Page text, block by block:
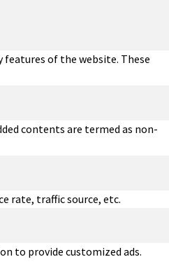
of the website. These
contents are termed as non-
rate, traffic source, etc.
to provide customized ads.